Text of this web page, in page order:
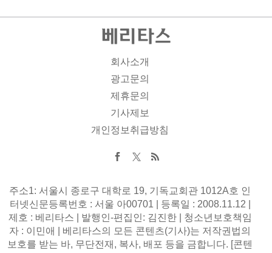
회사소개
광고문의
제휴문의
기사제보
개인정보취급방침
주소1: 서울시 종로구 대학로 19, 기독교회관 1012A호 인
터넷신문등록번호 : 서울 아00701 | 등록일 : 2008.11.12 |
제호 : 베리타스 | 발행인-편집인: 김진한 | 청소년보호책임
자 : 이민애 | 베리타스의 모든 콘텐츠(기사)는 저작권법의
보호를 받는 바, 무단전재, 복사, 배포 등을 금합니다. [콘텐